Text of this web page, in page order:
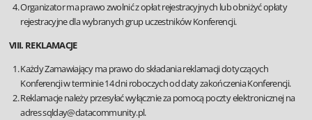
Organizator ma prawo zwolnić z opłat rejestracyjnych lub obniżyć opłaty
rejestracyjne dla wybranych grup uczestników Konferencji.
VIII. REKLAMACJE
Każdy Zamawiający ma prawo do składania reklamacji dotyczących
Konferencji w terminie 14 dni roboczych od daty zakończenia Konferencji.
Reklamacje należy przesyłać wyłącznie za pomocą poczty elektronicznej na
adressqlday@datacommunity.pl.